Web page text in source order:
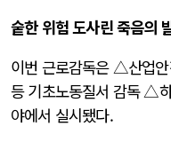
숱한 위험 도사린 죽음의
이번 근로감독은 △산업
등 기초노동질서 감독 △
야에서 실시됐다.